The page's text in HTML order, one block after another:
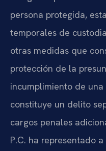
persona protegida,
temporales de
otras medidas que
protección de la
incumplimiento de
constituye un delito
cargos penales
P.C. ha representado